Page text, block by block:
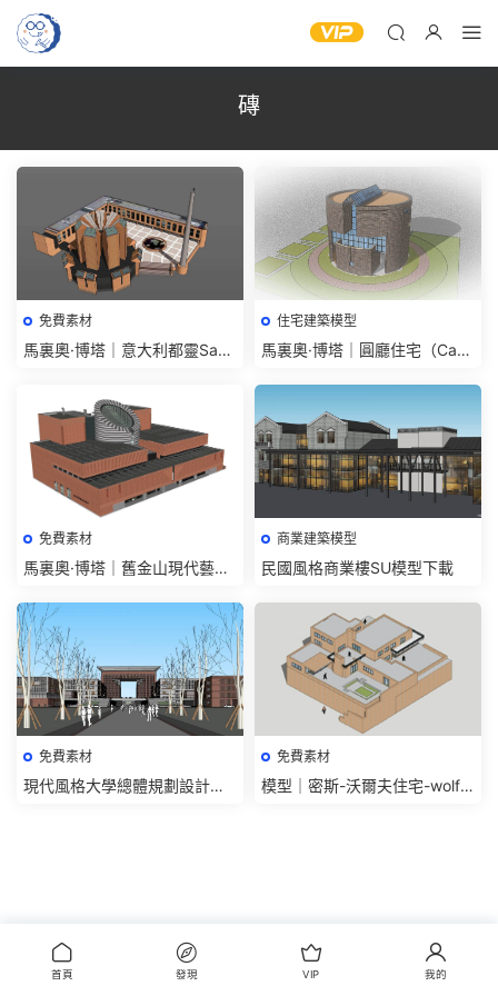
磚
免費素材
馬裏奧·博塔｜意大利都靈Sant
住宅建築模型
馬裏奧·博塔｜圓廳住宅（Casa
免費素材
馬裏奧·博塔｜舊金山現代藝術
商業建築模型
民國風格商業樓SU模型下載
免費素材
現代風格大學總體規劃設計方
免費素材
模型｜密斯-沃爾夫住宅-wolf h
首頁 發現 VIP 我的